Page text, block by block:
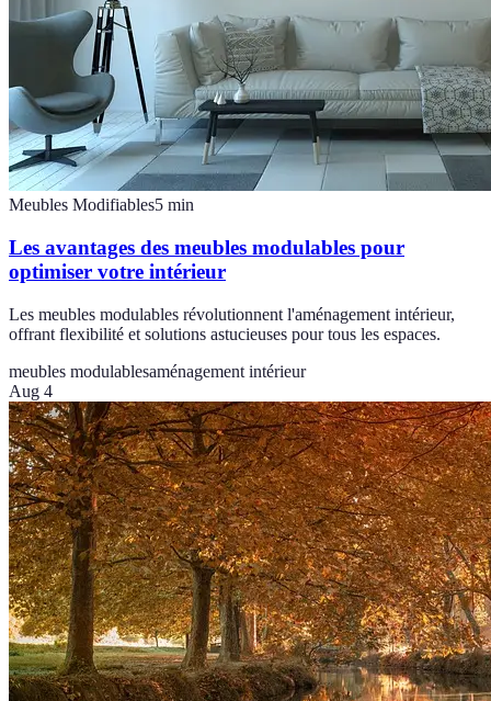
Meubles Modifiables5 min
Les avantages des meubles modulables pour
optimiser votre intérieur
Les meubles modulables révolutionnent l'aménagement intérieur,
offrant flexibilité et solutions astucieuses pour tous les espaces.
meubles modulablesaménagement intérieur
Aug 4